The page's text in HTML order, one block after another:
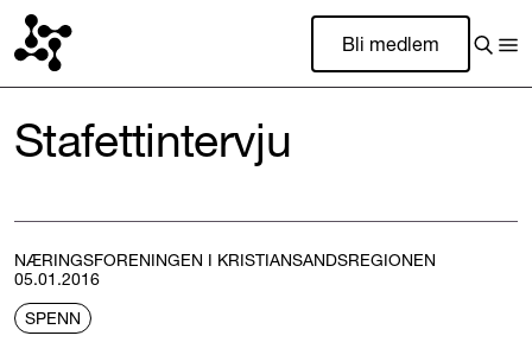
Bli medlem
Stafettintervju
NÆRINGSFORENINGEN I KRISTIANSANDSREGIONEN
05.01.2016
SPENN